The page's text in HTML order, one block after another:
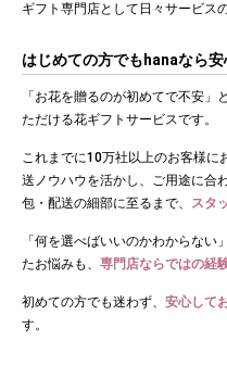
ギフト専門店として日々サービス
はじめての方でもhanaなら
「お花を贈るのが初めてで不安
ただける花ギフトサービスです。
これまでに10万社以上のお客様に
送ノウハウを活かし、ご用途に合
包・配送の細部に至るまで、 スタ
「何を選べばいいのかわからな
たお悩みも、 専門店ならではの経
初めての方でも迷わず、 安心して
す。